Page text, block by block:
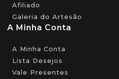
Afiliado
Galeria do Artesão
A Minha Conta
A Minha Conta
Lista Desejos
Vale Presentes